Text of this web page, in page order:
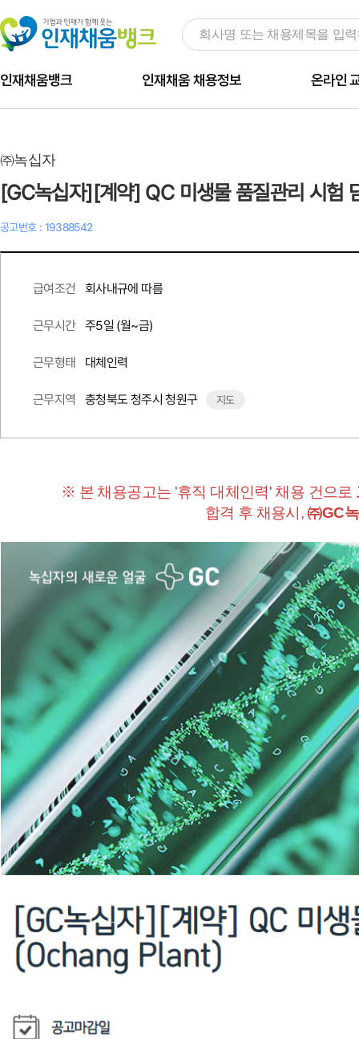
인재채움뱅크 인재채움 채용정보 온라인
㈜녹십자
[GC녹십자][계약] QC 미생물 품질관리 시
공고번호 : 19388542
급여조건 회사내규에 따름
근무시간 주5일 (월~금)
근무형태 대체인력
근무지역 충청북도 청주시 청원구 지도
※ 본 채용공고는 '휴직 대체인력' 채용 건으로
합격 후 채용시,㈜GC